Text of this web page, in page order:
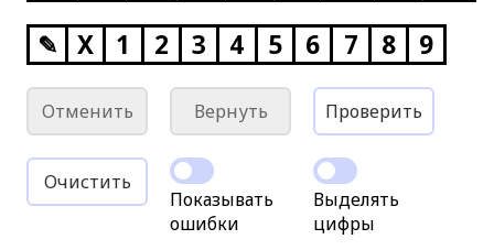
✎ X 1 2 3 4 5 6 7 8 9
Отменить Вернуть Проверить
Очистить
Показывать
ошибки
Выделять
цифры